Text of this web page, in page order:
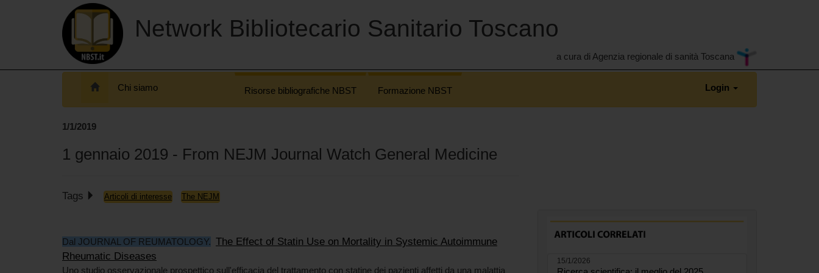
Network Bibliotecario Sanitario Toscano
a cura di Agenzia regionale di sanità Toscana
Chi siamo Risorse bibliografiche NBST Formazione NBST Login
1/1/2019
1 gennaio 2019 - From NEJM Journal Watch General Medicine
Tags Articoli di interesse The NEJM
Dal JOURNAL OF REUMATOLOGY. The Effect of Statin Use on Mortality in Systemic Autoimmune
Rheumatic Diseases
Uno studio osservazionale prospettico sull'efficacia del trattamento con statine dei pazienti affetti da una malattia
15/1/2026